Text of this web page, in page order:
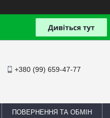
+380 (99) 659-47-77
ПОВЕРНЕННЯ ТА ОБМІН